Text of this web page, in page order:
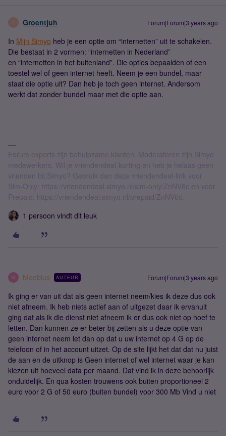
G Groentjuh Forum|Forum|3 years ago
In Mijn Simyo heb je een optie om “internetten” uit te schakelen.
Die bestaat in 2 vormen: “internetten in Nederland”
en “internetten in het buitenland”. Die opties bepaalden of een
toestel wel of geen internet heeft. Neem je een bundel, maar
staat die optie uit? Dan heb je toch geen internet. Andersom
werkt dat zonder bundel maar met die optie aan.
Forum experts zijn behulpzame klanten. Moderatoren zijn Simyo
medewerkers. Wil je vriendendeal-korting en heb je helaas geen
vrienden bij Simyo? Gebruik dan deze vriendendeal-link voor
Sim-Only: https://vriendendeal.simyo.nl/sim-only/ZnNV6c en voor
Prepaid: https://vriendendeal.simyo.nl/prepaid/ZnNV6c.
1 persoon vindt dit leuk
M Moebius AUTEUR Forum|Forum|3 years ago
Ik ging er van uit dat als geen internet neem/kies ik deze dus ook
niet afneem. Ik heb niets actief aan of uitgezet daar ik ervanuit
ging dat als ik die dienst niet afneem ik er dus ook niet op hoef te
letten. Dan kunnen ze er beter bij zetten als u deze optie van
geen internet neem let dan op dat u uw internet op 4 G op de
telefoon of in het account uitzet. Op de site lijkt het dat dat nu juist
de aan en de uitknop is Geen internet of wel internet waar je kan
kiezen uit hoeveel data per maand. Dat vind ik in deze behoorlijk
onduidelijk. En qua kosten trouwens ook buiten proportioneel 2
euro voor 2 G of 50 euro (buiten bundel) voor 300 Mb Vind u niet